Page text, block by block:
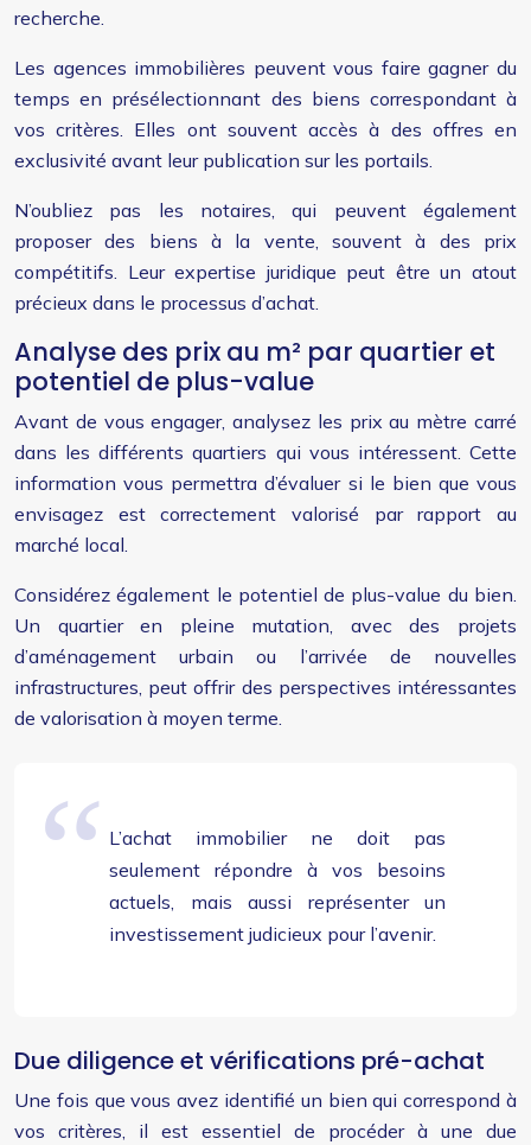
recherche.
Les agences immobilières peuvent vous faire gagner du
temps en présélectionnant des biens correspondant à
vos critères. Elles ont souvent accès à des offres en
exclusivité avant leur publication sur les portails.
N’oubliez pas les notaires, qui peuvent également
proposer des biens à la vente, souvent à des prix
compétitifs. Leur expertise juridique peut être un atout
précieux dans le processus d’achat.
Analyse des prix au m² par quartier et
potentiel de plus-value
Avant de vous engager, analysez les prix au mètre carré
dans les différents quartiers qui vous intéressent. Cette
information vous permettra d’évaluer si le bien que vous
envisagez est correctement valorisé par rapport au
marché local.
Considérez également le potentiel de plus-value du bien.
Un quartier en pleine mutation, avec des projets
d’aménagement urbain ou l’arrivée de nouvelles
infrastructures, peut offrir des perspectives intéressantes
de valorisation à moyen terme.
L’achat immobilier ne doit pas
seulement répondre à vos besoins
actuels, mais aussi représenter un
investissement judicieux pour l’avenir.
Due diligence et vérifications pré-achat
Une fois que vous avez identifié un bien qui correspond à
vos critères, il est essentiel de procéder à une due